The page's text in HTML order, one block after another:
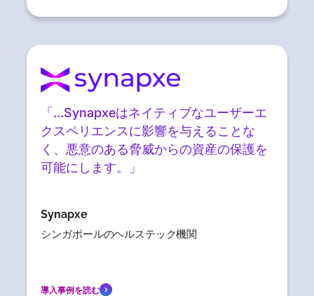
「…Synapxeはネイティブなユーザーエ
クスペリエンスに影響を与えることな
く、悪意のある脅威からの資産の保護を
可能にします。」
Synapxe
シンガポールのヘルステック機関
導入事例を読む